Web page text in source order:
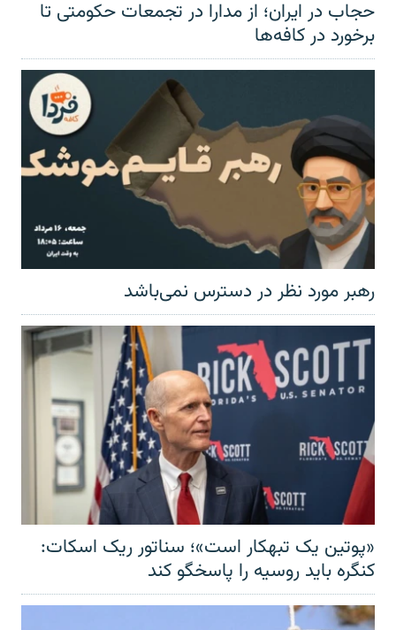
حجاب در ایران؛ از مدارا در تجمعات حکومتی تا
برخورد در کافه‌ها
رهبر مورد نظر در دسترس نمی‌باشد
«پوتین یک تبهکار است»؛ سناتور ریک اسکات:
کنگره باید روسیه را پاسخگو کند